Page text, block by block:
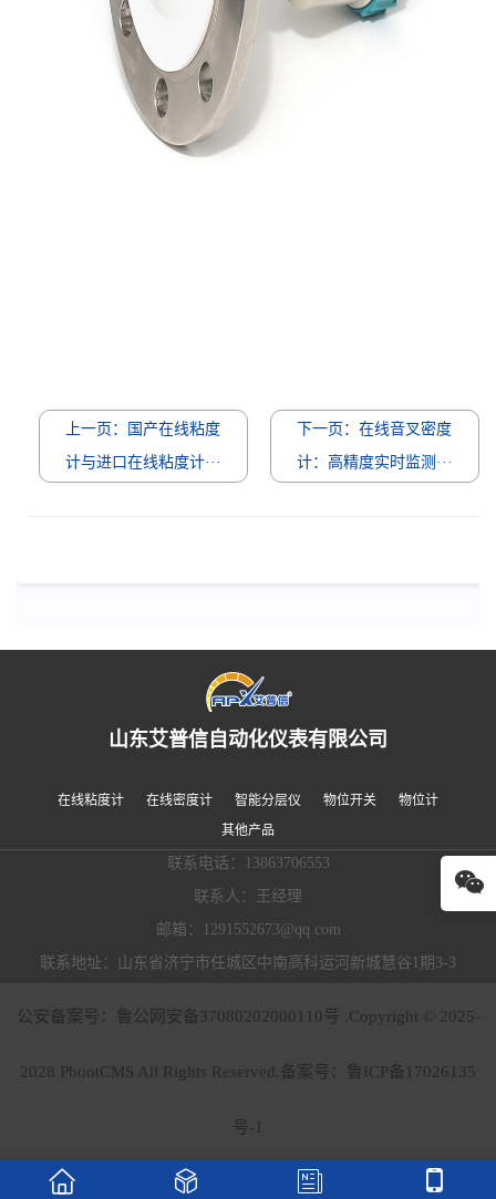
上一页：国产在线粘度
计与进口在线粘度计···
下一页：在线音叉密度
计：高精度实时监测···
山东艾普信自动化仪表有限公司
在线粘度计 在线密度计 智能分层仪 物位开关
物位计
其他产品
联系电话：13863706553
联系人：王经理
邮箱：1291552673@qq.com
联系地址：山东省济宁市任城区中南高科运河新城慧谷1期3-3
公安备案号：鲁公网安备37080202000110号 .Copyright © 2025-
2028 PbootCMS All Rights Reserved.备案号： 鲁ICP备17026135
号-1
   